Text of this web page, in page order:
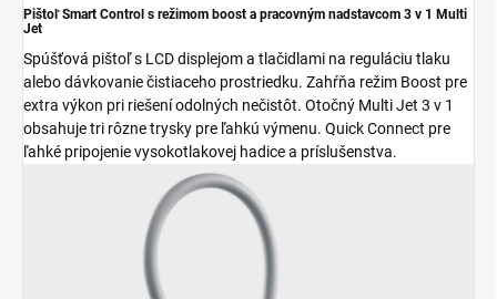
Pištoľ Smart Control s režimom boost a pracovným nadstavcom 3 v 1 Multi
Jet
Spúšťová pištoľ s LCD displejom a tlačidlami na reguláciu tlaku
alebo dávkovanie čistiaceho prostriedku. Zahŕňa režim Boost pre
extra výkon pri riešení odolných nečistôt. Otočný Multi Jet 3 v 1
obsahuje tri rôzne trysky pre ľahkú výmenu. Quick Connect pre
ľahké pripojenie vysokotlakovej hadice a príslušenstva.